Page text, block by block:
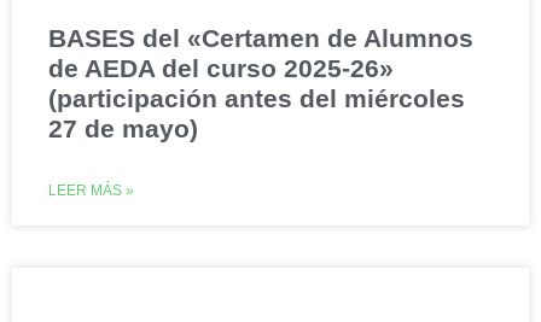
BASES del «Certamen de Alumnos
de AEDA del curso 2025-26»
(participación antes del miércoles
27 de mayo)
LEER MÁS »